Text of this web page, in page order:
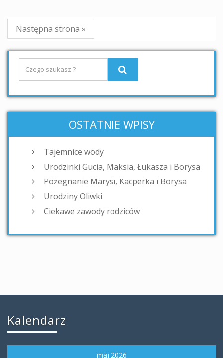
Następna strona »
OSTATNIE WPISY
Tajemnice wody
Urodzinki Gucia, Maksia, Łukasza i Borysa
Pożegnanie Marysi, Kacperka i Borysa
Urodziny Oliwki
Ciekawe zawody rodziców
Kalendarz
maj 2026